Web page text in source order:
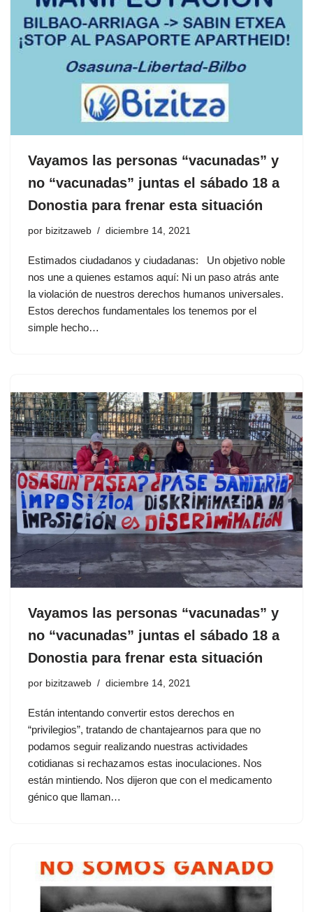
Vayamos las personas “vacunadas” y
no “vacunadas” juntas el sábado 18 a
Donostia para frenar esta situación
por bizitzaweb diciembre 14, 2021
Estimados ciudadanos y ciudadanas: Un objetivo noble
nos une a quienes estamos aquí: Ni un paso atrás ante
la violación de nuestros derechos humanos universales.
Estos derechos fundamentales los tenemos por el
simple hecho…
Vayamos las personas “vacunadas” y
no “vacunadas” juntas el sábado 18 a
Donostia para frenar esta situación
por bizitzaweb diciembre 14, 2021
Están intentando convertir estos derechos en
“privilegios”, tratando de chantajearnos para que no
podamos seguir realizando nuestras actividades
cotidianas si rechazamos estas inoculaciones. Nos
están mintiendo. Nos dijeron que con el medicamento
génico que llaman…